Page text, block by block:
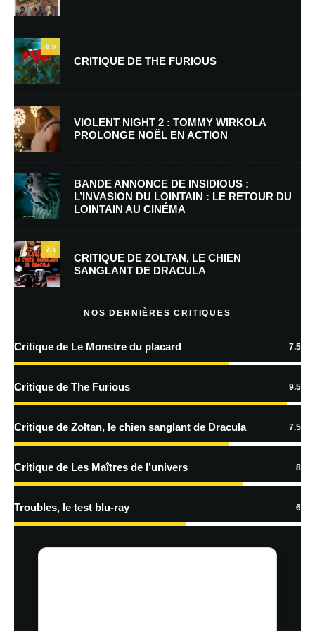
Nom*
E-mail *
Enregistrer mon nom, mon e-mail et mon site dans le navigateur pour
mon prochain commentaire.
plus sur la façon dont les données de vos commentaires sont
9.5
CRITIQUE DE THE FURIOUS
VIOLENT NIGHT 2 : TOMMY WIRKOLA
PROLONGE NOËL EN ACTION
BANDE ANNONCE DE INSIDIOUS :
L’INVASION DU LOINTAIN : LE RETOUR DU
LOINTAIN AU CINÉMA
7.5
CRITIQUE DE ZOLTAN, LE CHIEN
SANGLANT DE DRACULA
NOS DERNIÈRES CRITIQUES
Critique de Le Monstre du placard 7.5
Critique de The Furious 9.5
Critique de Zoltan, le chien sanglant de Dracula 7.5
Critique de Les Maîtres de l’univers 8
Troubles, le test blu-ray 6